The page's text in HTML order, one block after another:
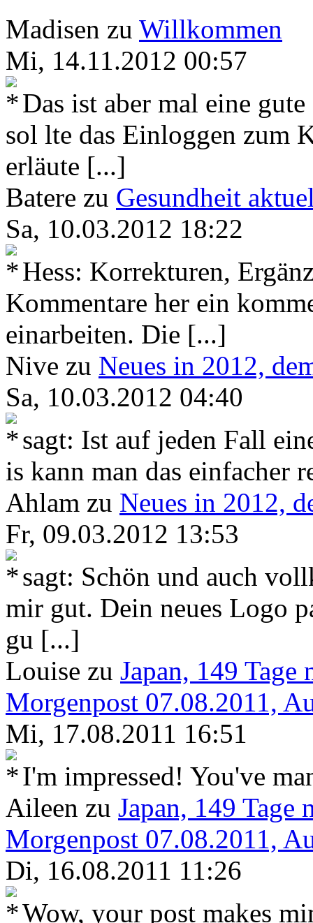
Madisen zu Willkommen
Mi, 14.11.2012 00:57
Das ist aber mal eine
sol lte das Einloggen zum
erläute [...]
Batere zu Gesundheit
Sa, 10.03.2012 18:22
Hess: Korrekturen,
Kommentare her ein
einarbeiten. Die [...]
Nive zu Neues in 2012,
Sa, 10.03.2012 04:40
sagt: Ist auf jeden Fall
is kann man das einfacher
Ahlam zu Neues in 2012,
Fr, 09.03.2012 13:53
sagt: Schön und auch
mir gut. Dein neues Logo
gu [...]
Louise zu Japan, 149
Morgenpost 07.08.2011,
Mi, 17.08.2011 16:51
I'm impressed! You've
Aileen zu Japan, 149 Tage
Morgenpost 07.08.2011,
Di, 16.08.2011 11:26
Wow, your post makes